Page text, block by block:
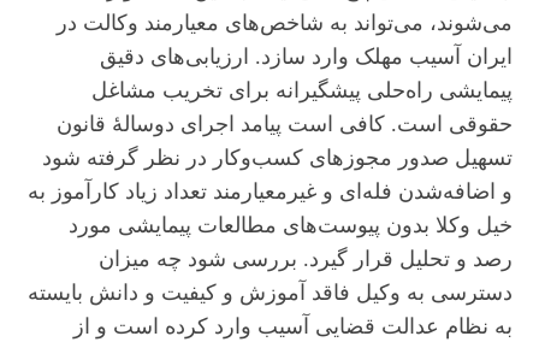
می‌شوند، می‌تواند به شاخص‌های معیارمند وکالت در
ایران آسیب مهلک وارد سازد. ارزیابی‌های دقیق
پیمایشی راه‌حلی پیشگیرانه برای تخریب مشاغل
حقوقی است. کافی است پیامد اجرای دوسالۀ قانون
تسهیل صدور مجوز‌های کسب‌وکار در نظر گرفته شود
و اضافه‌شدن فله‌ای و غیرمعیارمند تعداد زیاد کارآموز به
خیل وکلا بدون پیوست‌های مطالعات پیمایشی مورد
رصد و تحلیل قرار گیرد. بررسی شود چه میزان
دسترسی به وکیل فاقد آموزش و کیفیت و دانش بایسته
به نظام عدالت قضایی آسیب وارد کرده است و از